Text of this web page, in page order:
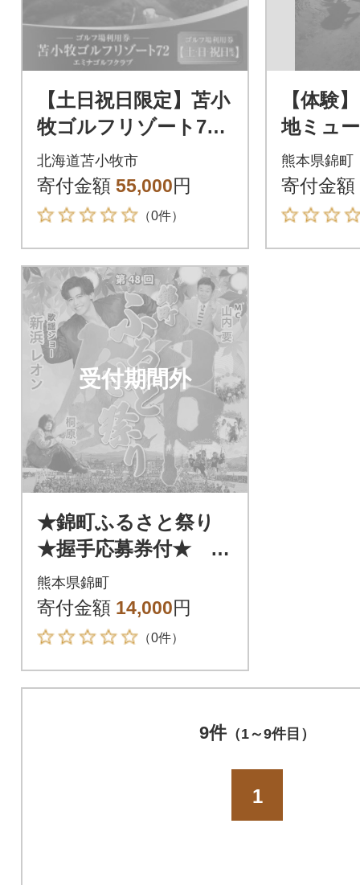
【土日祝日限定】苫小
牧ゴルフリゾート72
エミナゴルフクラブ
利用券 (南コースキ
ャディ付)
北海道苫小牧市
寄付金額 55,000円
（0件）
【体験
地ミュ
タンダ
館チケ
軍キー
熊本県錦町
寄付金額
受付期間外
★錦町ふるさと祭り
★握手応募券付★ ひ
みつ基地ミュージア
ム入館チケットと人
吉海軍キーマカレー
熊本県錦町
寄付金額 14,000円
（0件）
9件（1～9件目）
1